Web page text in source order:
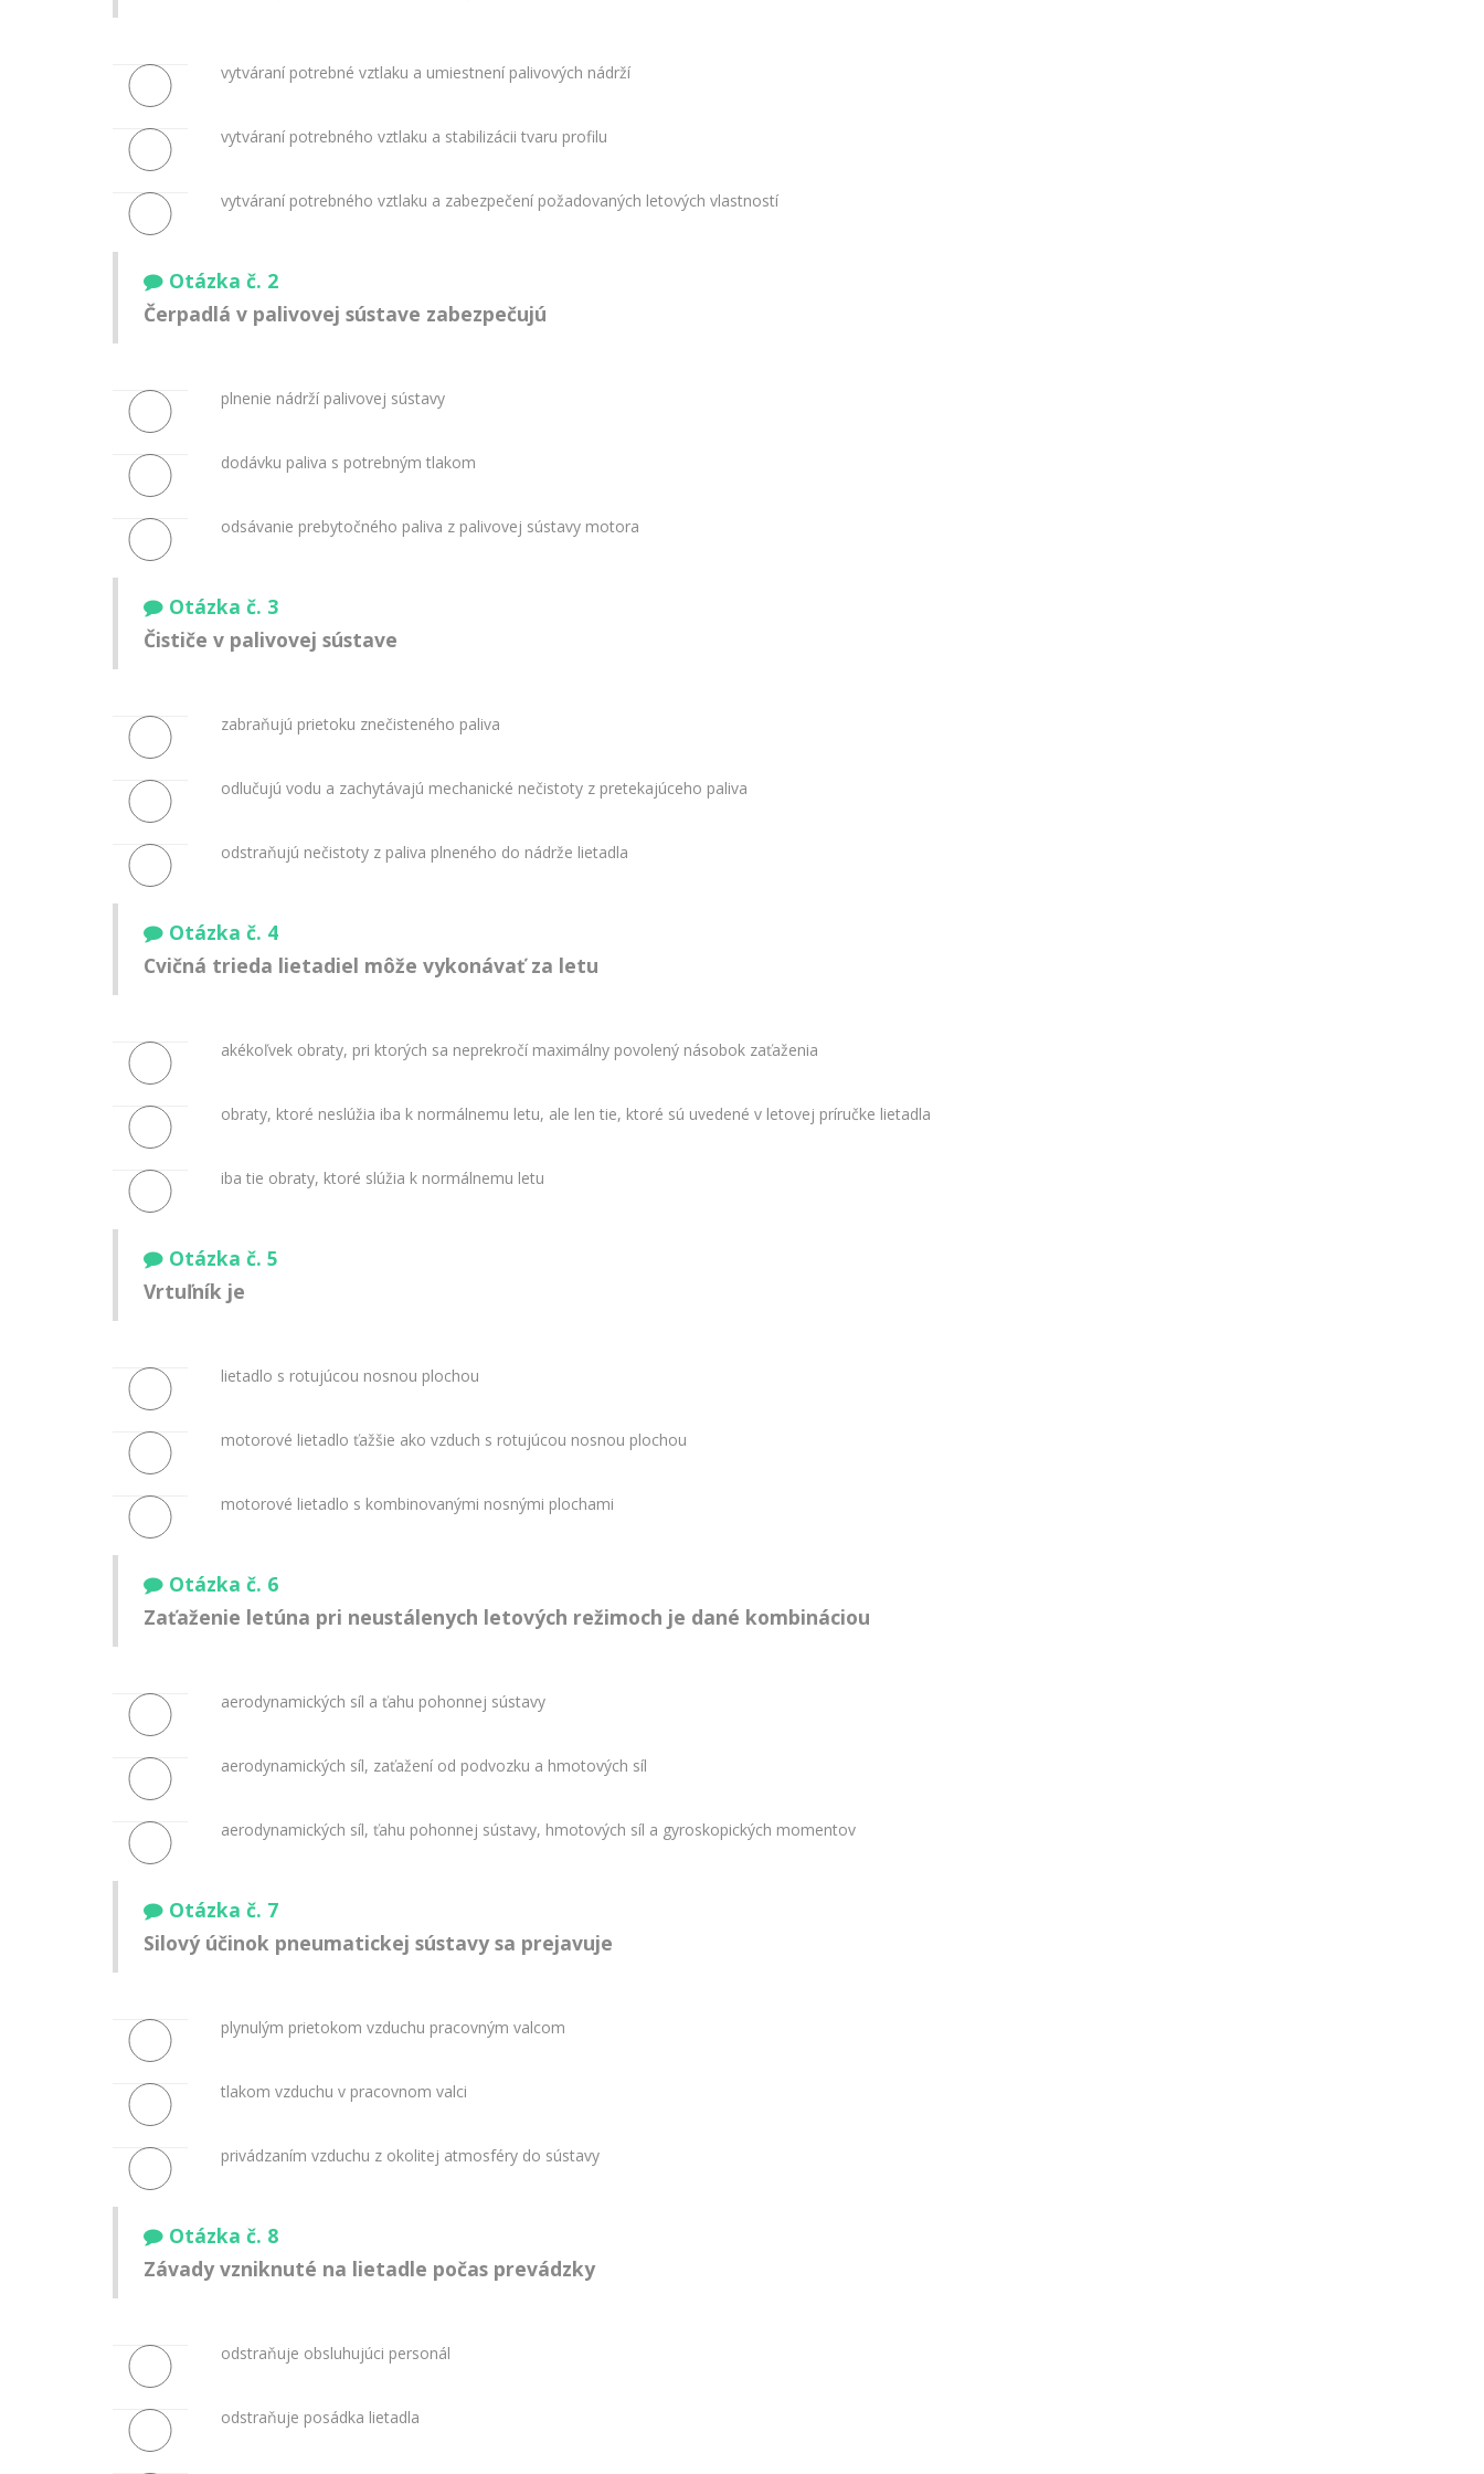
vytváraní potrebné vztlaku a umiestnení palivových nádrží
vytváraní potrebného vztlaku a stabilizácii tvaru profilu
vytváraní potrebného vztlaku a zabezpečení požadovaných letových vlastností
Otázka č. 2
Čerpadlá v palivovej sústave zabezpečujú
plnenie nádrží palivovej sústavy
dodávku paliva s potrebným tlakom
odsávanie prebytočného paliva z palivovej sústavy motora
Otázka č. 3
Čističe v palivovej sústave
zabraňujú prietoku znečisteného paliva
odlučujú vodu a zachytávajú mechanické nečistoty z pretekajúceho paliva
odstraňujú nečistoty z paliva plneného do nádrže lietadla
Otázka č. 4
Cvičná trieda lietadiel môže vykonávať za letu
akékoľvek obraty, pri ktorých sa neprekročí maximálny povolený násobok zaťaženia
obraty, ktoré neslúžia iba k normálnemu letu, ale len tie, ktoré sú uvedené v letovej príručke lietadla
iba tie obraty, ktoré slúžia k normálnemu letu
Otázka č. 5
Vrtuľník je
lietadlo s rotujúcou nosnou plochou
motorové lietadlo ťažšie ako vzduch s rotujúcou nosnou plochou
motorové lietadlo s kombinovanými nosnými plochami
Otázka č. 6
Zaťaženie letúna pri neustálenych letových režimoch je dané kombináciou
aerodynamických síl a ťahu pohonnej sústavy
aerodynamických síl, zaťažení od podvozku a hmotových síl
aerodynamických síl, ťahu pohonnej sústavy, hmotových síl a gyroskopických momentov
Otázka č. 7
Silový účinok pneumatickej sústavy sa prejavuje
plynulým prietokom vzduchu pracovným valcom
tlakom vzduchu v pracovnom valci
privádzaním vzduchu z okolitej atmosféry do sústavy
Otázka č. 8
Závady vzniknuté na lietadle počas prevádzky
odstraňuje obsluhujúci personál
odstraňuje posádka lietadla